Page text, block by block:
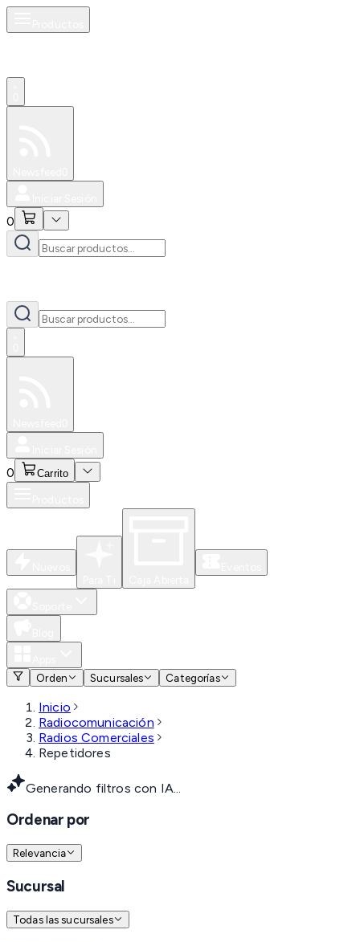
0
0 Carrito
Orden
Sucursales Categorías
Inicio
Radiocomunicación
Radios Comerciales
Repetidores
Generando filtros con IA...
Ordenar por
Relevancia
Sucursal
Todas las sucursales